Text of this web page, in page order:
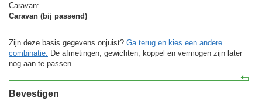
Caravan:
Caravan (bij passend)
Zijn deze basis gegevens onjuist? Ga terug en kies een andere
combinatie. De afmetingen, gewichten, koppel en vermogen zijn later
nog aan te passen.
Bevestigen